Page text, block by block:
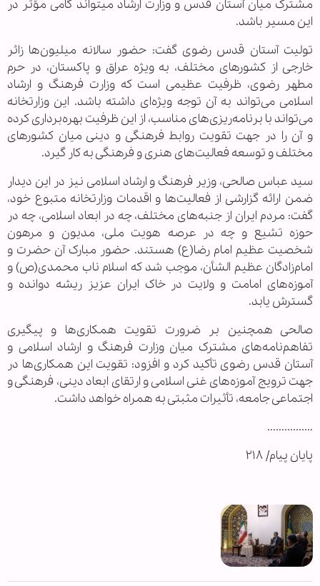
مشترک میان آستان قدس و وزارت ارشاد می‏تواند گامی مؤثر در
این مسیر باشد.
تولیت آستان قدس رضوی گفت: حضور سالانه میلیون‌ها زائر
خارجی از کشورهای مختلف، به ویژه عراق و پاکستان، در حرم
مطهر رضوی، ظرفیت عظیمی است که وزارت فرهنگ و ارشاد
اسلامی می‌تواند به آن توجه ویژه‌ای داشته باشد. این وزارتخانه
می‌تواند با برنامه‌ریزی‌های مناسب، از این ظرفیت بهره‌برداری کرده
و آن را در جهت تقویت روابط فرهنگی و دینی میان کشورهای
مختلف و توسعه فعالیت‌های هنری و فرهنگی به کار گیرد.
سید عباس صالحی، وزیر فرهنگ و ارشاد اسلامی نیز در این دیدار
ضمن ارائه گزارشی از فعالیت‌ها و اقدمات وزارتخانه متبوع خود،
گفت: مردم ایران از جنبه‌های مختلف، چه در ابعاد اسلامی، چه در
حوزه تشیع و چه در عرصه هویت ملی، مدیون و مرهون
شخصیت عظیم امام رضا(ع) هستند. حضور مبارک آن حضرت و
امام‌زادگان عظیم الشأن، موجب شد که اسلام ناب محمدی(ص) و
آموزه‌های امامت و ولایت در خاک ایران عزیز ریشه دوانده و
گسترش یابد.
صالحی همچنین بر ضرورت تقویت همکاری‌ها و پیگیری
تفاهم‌نامه‌های مشترک میان وزارت فرهنگ و ارشاد اسلامی و
آستان قدس رضوی تأکید کرد و افزود: تقویت این همکاری‌ها در
جهت ترویج آموزه‌های غنی اسلامی و ارتقای ابعاد دینی، فرهنگی و
اجتماعی جامعه، تأثیرات مثبتی به همراه خواهد داشت.
................
پایان پیام/ ۲۱۸